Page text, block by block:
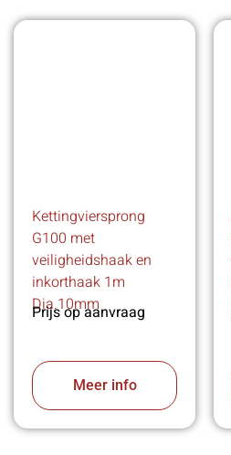
Kettingviersprong
G100 met
veiligheidshaak en
inkorthaak 1m
Dia.10mm
Prijs op aanvraag
Meer info